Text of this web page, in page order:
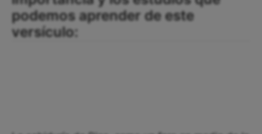
podemos aprender de este
versículo: